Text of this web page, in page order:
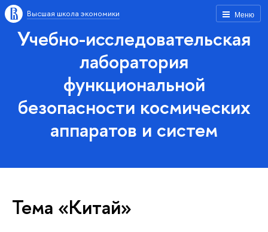
Меню
Высшая школа экономики
Учебно-исследовательская
лаборатория
функциональной
безопасности космических
аппаратов и систем
Тема «Китай»